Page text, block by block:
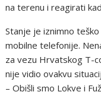
na terenu i reagirati
Stanje je iznimno
mobilne telefonije.
za vezu Hrvatskog T-
nije vidio ovakvu
– Obišli smo Lokve i